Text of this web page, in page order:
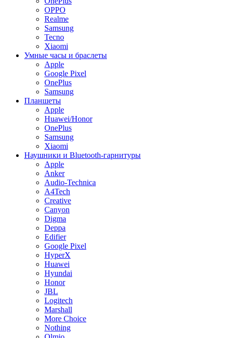
OPPO
Realme
Samsung
Tecno
Xiaomi
Умные часы и браслеты
Apple
Google Pixel
OnePlus
Samsung
Планшеты
Apple
Huawei/Honor
OnePlus
Samsung
Xiaomi
Наушники и Bluetooth-гарнитуры
Apple
Anker
Audio-Technica
A4Tech
Creative
Canyon
Digma
Deppa
Edifier
Google Pixel
HyperX
Huawei
Hyundai
Honor
JBL
Logitech
Marshall
More Choice
Nothing